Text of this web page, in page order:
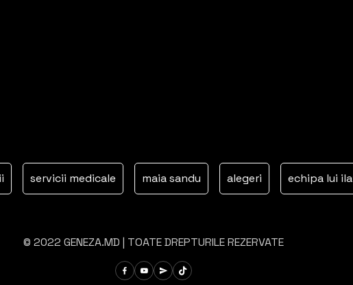
servicii medicale maia sandu alegeri echipa lui ilan sor
© 2022 GENEZA.MD | TOATE DREPTURILE REZERVATE